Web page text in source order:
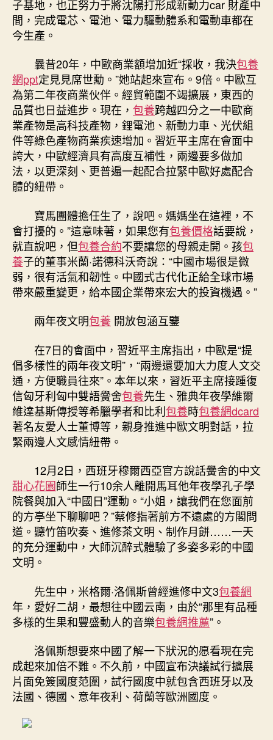
子基地，也正努力于將沈陽打形成新動力car 財產中
間，完成電芯、電池、電力驅動體系和電動車都在
今生產。
曩昔20年，中歐商業額增加近“採收，我決包養
網ppt定見見席世勳。”她站起來宣布。9倍。中歐互
為第二年夜商業伙伴。經貿範圍不竭擴展，東西的
品質也日益進步。現在， 包養跨越四分之一中歐商
業產物是高科技產物，鋰電池、新動力車、光伏組
件等綠色產物商業疾速增加。習近平主席在會面中
誇大，中歐經濟具有高度互補性，兩邊要多做加
法，以更深刻、更普遍一起配合拉緊中歐好處配合
體的紐帶。
寶馬團體擔任生了，說吧。媽媽坐在這裡，不
會打擾的。”這意味著，如果您有包養價格話要說，
就直說吧，但包養合約不要讓您的母親走開。孩包
養子的董事米蘭·諾德科沃奇說：“中國市場很是微
弱，很有活氣和韌性。中國式古代化正給全球市場
帶來嚴重變更，給本國企業帶來宏大的投資機遇。”
兩年夜文明包養 開放包涵互鑒
在7日的會面中，習近平主席指出，中歐是“提
倡多樣性的兩年夜文明”，“兩邊還要加大力度人文交
通，方便職員往來”。本年以來，習近平主席接踵復
信匈牙利匈中雙語黌舍包養先生、雅典年夜學維爾
維達基斯傳授等希臘學者和比利包養時包養網dcard
著名友愛人士董博等，親身推進中歐文明對話，拉
緊兩邊人文感情紐帶。
12月2日，西班牙穆爾西亞官方說話黌舍的中文
甜心花園師生一行10余人離開馬耳他年夜學孔子學
院餐與加入“中國日”運動。“小姐，讓我們在您面前
的方亭坐下聊聊吧？”蔡修指著前方不遠處的方閣問
道。聽竹笛吹奏、進修茶文明、制作月餅……一天
的充分運動中，大師沉醉式體驗了多姿多彩的中國
文明。
先生中，米格爾·洛佩斯曾經進修中文3包養網
年，愛好二胡，最想往中國云南，由於“那里有品種
多樣的生果和豐盛動人的音樂包養網推薦”。
洛佩斯想要來中國了解一下狀況的愿看現在完
成起來加倍不難。不久前，中國宣布決議試行擴展
片面免簽國度范圍，試行國度中就包含西班牙以及
法國、德國、意年夜利、荷蘭等歐洲國度。